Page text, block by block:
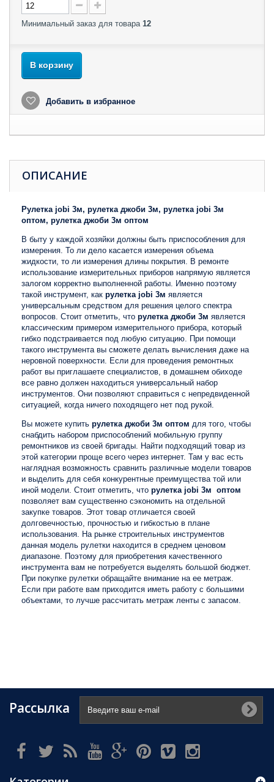
Минимальный заказ для товара 12
В корзину
Добавить в избранное
ОПИСАНИЕ
Рулетка jobi 3м, рулетка джоби 3м, рулетка jobi 3м
оптом, рулетка джоби 3м оптом
В быту у каждой хозяйки должны быть приспособления для
измерения. То ли дело касается измерения объема
жидкости, то ли измерения длины покрытия. В ремонте
использование измерительных приборов напрямую является
залогом корректно выполненной работы. Именно поэтому
такой инструмент, как рулетка jobi 3м является
универсальным средством для решения целого спектра
вопросов. Стоит отметить, что рулетка джоби 3м является
классическим примером измерительного прибора, который
гибко подстраивается под любую ситуацию. При помощи
такого инструмента вы сможете делать вычисления даже на
неровной поверхности. Если для проведения ремонтных
работ вы приглашаете специалистов, в домашнем обиходе
все равно должен находиться универсальный набор
инструментов. Они позволяют справиться с непредвиденной
ситуацией, когда ничего походящего нет под рукой.
Вы можете купить рулетка джоби 3м оптом для того, чтобы
снабдить набором приспособлений мобильную группу
ремонтников из своей бригады. Найти подходящий товар из
этой категории проще всего через интернет. Там у вас есть
наглядная возможность сравнить различные модели товаров
и выделить для себя конкурентные преимущества той или
иной модели. Стоит отметить, что рулетка jobi 3м оптом
позволяет вам существенно сэкономить на отдельной
закупке товаров. Этот товар отличается своей
долговечностью, прочностью и гибкостью в плане
использования. На рынке строительных инструментов
данная модель рулетки находится в среднем ценовом
диапазоне. Поэтому для приобретения качественного
инструмента вам не потребуется выделять большой бюджет.
При покупке рулетки обращайте внимание на ее метраж.
Если при работе вам приходится иметь работу с большими
объектами, то лучше рассчитать метраж ленты с запасом.
Рассылка